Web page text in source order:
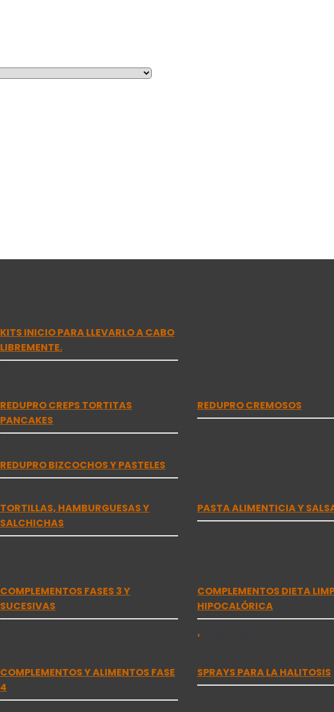
KITS INICIO PARA LLEVARLO A CABO
LIBREMENTE.
REDUPRO CREPS TORTITAS
PANCAKES
REDUPRO CREMOSOS
REDUPRO BIZCOCHOS Y PASTELES
TORTILLAS, HAMBURGUESAS Y
SALCHICHAS
PASTA ALIMENTICIA Y
COMPLEMENTOS FASES 3 Y
SUCESIVAS
COMPLEMENTOS DIETA
HIPOCALÓRICA
COMPLEMENTOS Y ALIMENTOS FASE
4
SPRAYS PARA LA HALITOSIS